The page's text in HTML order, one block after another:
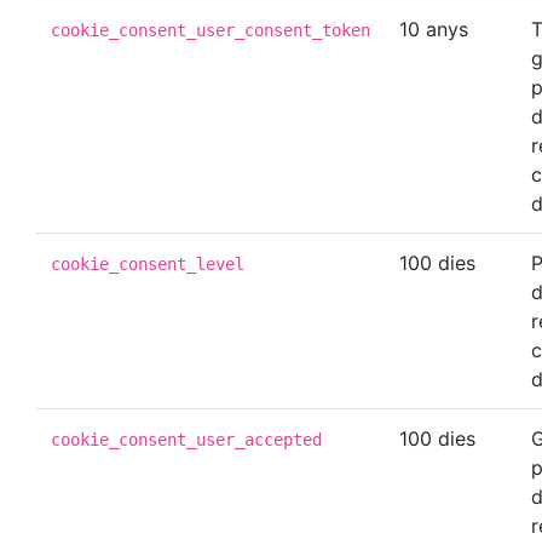
cookie_consent_user_consent_token 10 anys
cookie_consent_level 100 dies
cookie_consent_user_accepted 100 dies